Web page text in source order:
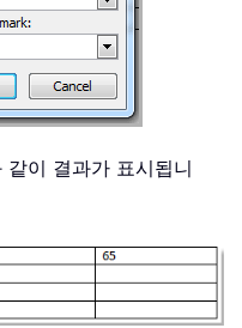
이 결과가 표시됩니